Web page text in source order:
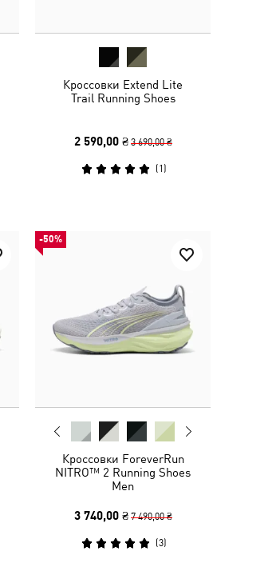
Кроссовки Extend Lite
Trail Running Shoes
2 590,00 ₴ 3 690,00 ₴
(1 )
-50%
Кроссовки ForeverRun
NITRO™ 2 Running Shoes
Men
3 740,00 ₴ 7 490,00 ₴
(3)